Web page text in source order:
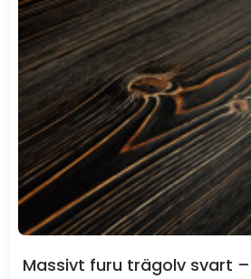
Massivt furu trägolv svart